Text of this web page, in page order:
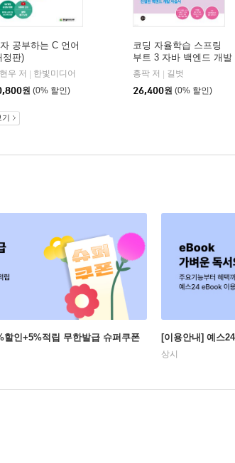
공부하는 C 언어
정판)
우 저 | 한빛미디어
원 (0% 할인)
코딩 자율학습 스프링
부트 3 자바 백엔드 개발
입문
홍팍 저 | 길벗
26,400원 (0% 할인)
기
할인+5%적립 무한발급 슈퍼쿠폰 [이용안내] 예스
상시